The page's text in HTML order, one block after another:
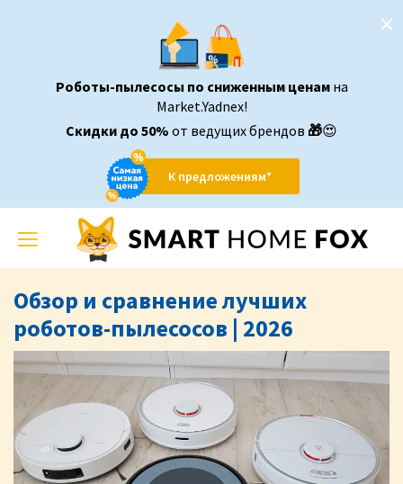
Роботы-пылесосы по сниженным ценам на
Market.Yadnex!
Скидки до 50% от ведущих брендов 🎁😍
К предложениям*
Toggle
navigation
Обзор и сравнение лучших
роботов-пылесосов | 2026